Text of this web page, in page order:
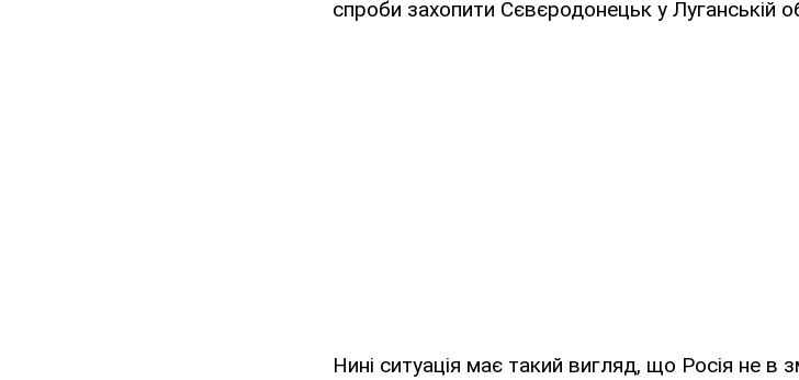
спроби захопити Сєвєродонецьк у Луганській
Нині ситуація має такий вигляд, що Росія не в